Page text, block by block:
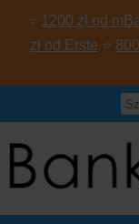
⭐ 1200 zł od
zł od Erste ⭐